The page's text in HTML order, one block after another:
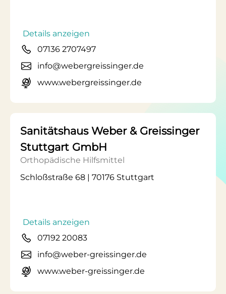
Details anzeigen
07136 2707497
info@webergreissinger.de
www.webergreissinger.de
Sanitätshaus Weber & Greissinger
Stuttgart GmbH
Orthopädische Hilfsmittel
Schloßstraße 68 | 70176 Stuttgart
Details anzeigen
07192 20083
info@weber-greissinger.de
www.weber-greissinger.de